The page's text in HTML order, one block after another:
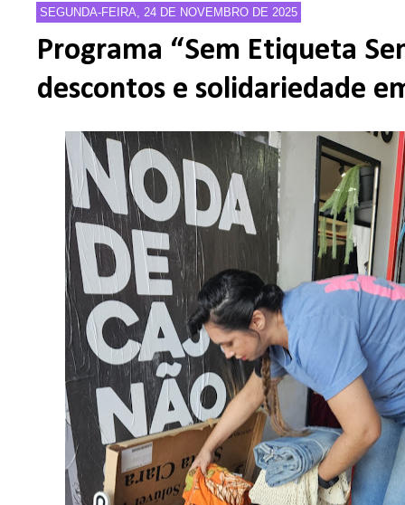
SEGUNDA-FEIRA, 24 DE NOVEMBRO DE 2025
Programa “Sem Etiqueta
descontos e solidariedade